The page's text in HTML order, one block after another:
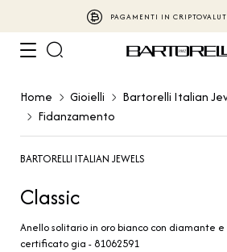
PAGAMENTI IN
Home Gioielli Bartorelli Italian
Fidanzamento
BARTORELLI ITALIAN JEWELS
Classic
Anello solitario in oro bianco con diamante
certificato gia - 81062591